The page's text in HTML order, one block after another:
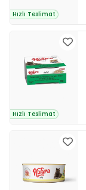
Hızlı Teslimat
Hızlı Teslimat